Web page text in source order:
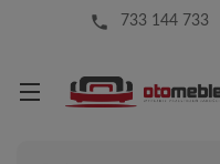
local_phone 733 144 733